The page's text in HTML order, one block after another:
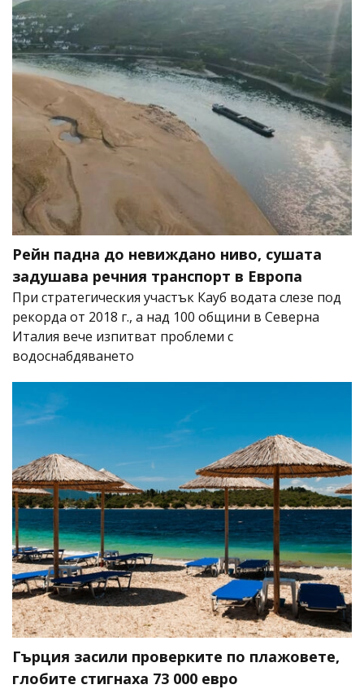
Рейн падна до невиждано ниво, сушата
задушава речния транспорт в Европа
При стратегическия участък Кауб водата слезе под
рекорда от 2018 г., а над 100 общини в Северна
Италия вече изпитват проблеми с
водоснабдяването
Гърция засили проверките по плажовете,
глобите стигнаха 73 000 евро